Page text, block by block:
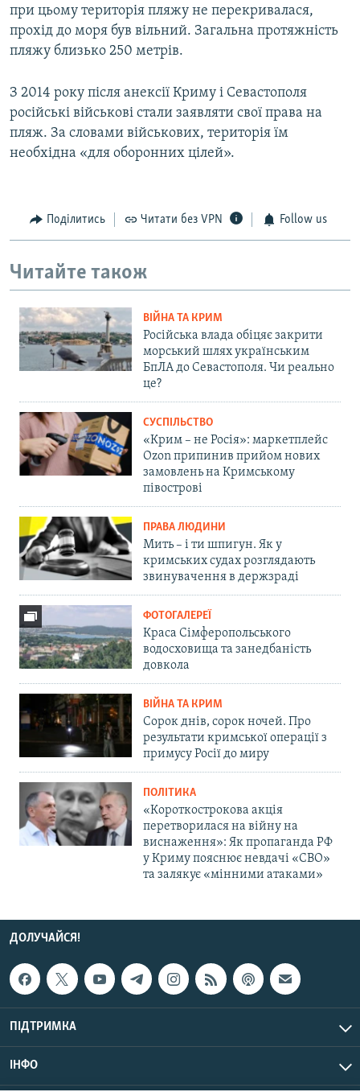
при цьому територія пляжу не перекривалася,
прохід до моря був вільний. Загальна протяжність
пляжу близько 250 метрів.
З 2014 року після анексії Криму і Севастополя
російські військові стали заявляти свої права на
пляж. За словами військових, територія їм
необхідна «для оборонних цілей».
Поділитись Читати без VPN Follow us
Читайте також
ВІЙНА ТА КРИМ
Російська влада обіцяє закрити
морський шлях українським
БпЛА до Севастополя. Чи реально
це?
СУСПІЛЬСТВО
«Крим – не Росія»: маркетплейс
Ozon припинив прийом нових
замовлень на Кримському
півострові
ПРАВА ЛЮДИНИ
Мить – і ти шпигун. Як у
кримських судах розглядають
звинувачення в держзраді
ФОТОГАЛЕРЕЇ
Краса Сімферопольського
водосховища та занедбаність
довкола
ВІЙНА ТА КРИМ
Сорок днів, сорок ночей. Про
результати кримської операції з
примусу Росії до миру
ПОЛІТИКА
«Короткострокова акція
перетворилася на війну на
виснаження»: Як пропаганда РФ
у Криму пояснює невдачі «СВО»
та залякує «мінними атаками»
ДОЛУЧАЙСЯ!
ПІДТРИМКА
ІНФО